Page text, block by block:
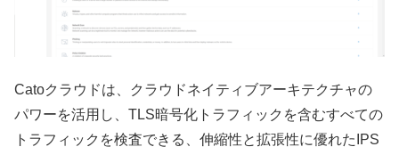
Catoクラウドは、クラウドネイティブアーキテクチャの
パワーを活用し、TLS暗号化トラフィックを含むすべての
トラフィックを検査できる、伸縮性と拡張性に優れたIPS